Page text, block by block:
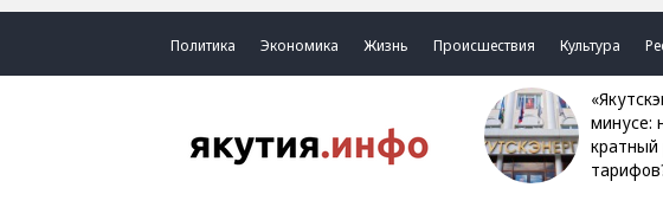
Политика Экономика Жизнь Происшествия Культура
«Якутскэнерго» в
минусе:
кратный